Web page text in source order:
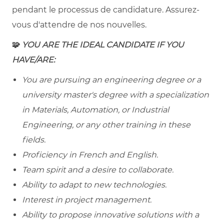
pendant le processus de candidature. Assurez-
vous d'attendre de nos nouvelles.
🧩 YOU ARE THE IDEAL CANDIDATE IF YOU
HAVE/ARE:
You are pursuing an engineering degree or a
university master's degree with a specialization
in Materials, Automation, or Industrial
Engineering, or any other training in these
fields.
Proficiency in French and English.
Team spirit and a desire to collaborate.
Ability to adapt to new technologies.
Interest in project management.
Ability to propose innovative solutions with a